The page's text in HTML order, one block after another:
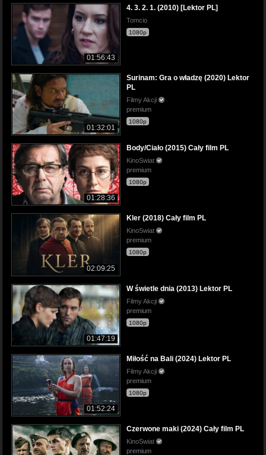
01:56:43
4. 3. 2. 1. (2010) [Lektor PL]
Tomcio
1080p
01:32:01
Surinam: Gra o władzę (2020) Lektor
PL
Filmy Akcji
premium
1080p
01:28:36
Body/Ciało (2015) Cały film PL
KinoSwiat
premium
1080p
02:09:25
Kler (2018) Cały film PL
KinoSwiat
premium
1080p
01:47:19
W świetle dnia (2013) Lektor PL
Filmy Akcji
premium
1080p
01:52:24
Miłość na Bali (2024) Lektor PL
Filmy Akcji
premium
1080p
Czerwone maki (2024) Cały film PL
KinoSwiat
premium